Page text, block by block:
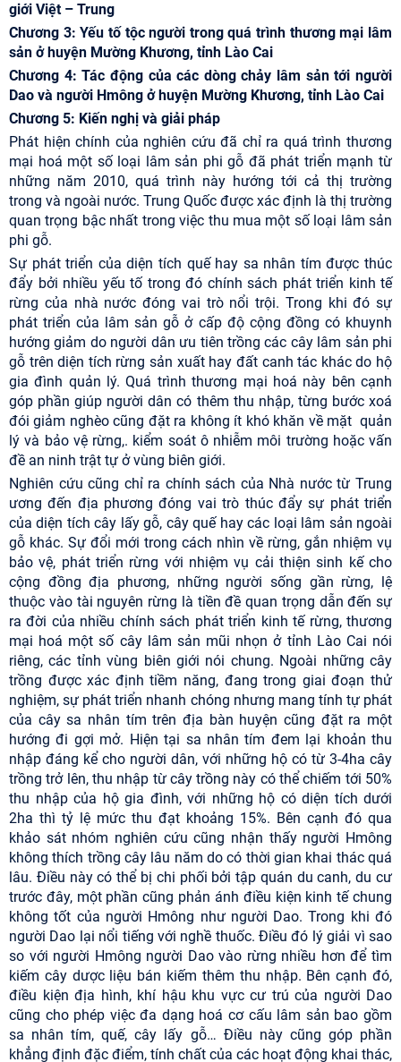
giới Việt – Trung
Chương 3: Yếu tố tộc người trong quá trình thương mại lâm
sản ở huyện Mường Khương, tỉnh Lào Cai
Chương 4: Tác động của các dòng chảy lâm sản tới người
Dao và người Hmông ở huyện Mường Khương, tỉnh Lào Cai
Chương 5: Kiến nghị và giải pháp
Phát hiện chính của nghiên cứu đã chỉ ra quá trình thương
mại hoá một số loại lâm sản phi gỗ đã phát triển mạnh từ
những năm 2010, quá trình này hướng tới cả thị trường
trong và ngoài nước. Trung Quốc được xác định là thị trường
quan trọng bậc nhất trong việc thu mua một số loại lâm sản
phi gỗ.
Sự phát triển của diện tích quế hay sa nhân tím được thúc
đẩy bởi nhiều yếu tố trong đó chính sách phát triển kinh tế
rừng của nhà nước đóng vai trò nổi trội. Trong khi đó sự
phát triển của lâm sản gỗ ở cấp độ cộng đồng có khuynh
hướng giảm do người dân ưu tiên trồng các cây lâm sản phi
gỗ trên diện tích rừng sản xuất hay đất canh tác khác do hộ
gia đình quản lý. Quá trình thương mại hoá này bên cạnh
góp phần giúp người dân có thêm thu nhập, từng bước xoá
đói giảm nghèo cũng đặt ra không ít khó khăn về mặt quản
lý và bảo vệ rừng,. kiểm soát ô nhiễm môi trường hoặc vấn
đề an ninh trật tự ở vùng biên giới.
Nghiên cứu cũng chỉ ra chính sách của Nhà nước từ Trung
ương đến địa phương đóng vai trò thúc đẩy sự phát triển
của diện tích cây lấy gỗ, cây quế hay các loại lâm sản ngoài
gỗ khác. Sự đổi mới trong cách nhìn về rừng, gắn nhiệm vụ
bảo vệ, phát triển rừng với nhiệm vụ cải thiện sinh kế cho
cộng đồng địa phương, những người sống gần rừng, lệ
thuộc vào tài nguyên rừng là tiền đề quan trọng dẫn đến sự
ra đời của nhiều chính sách phát triển kinh tế rừng, thương
mại hoá một số cây lâm sản mũi nhọn ở tỉnh Lào Cai nói
riêng, các tỉnh vùng biên giới nói chung. Ngoài những cây
trồng được xác định tiềm năng, đang trong giai đoạn thử
nghiệm, sự phát triển nhanh chóng nhưng mang tính tự phát
của cây sa nhân tím trên địa bàn huyện cũng đặt ra một
hướng đi gợi mở. Hiện tại sa nhân tím đem lại khoản thu
nhập đáng kể cho người dân, với những hộ có từ 3-4ha cây
trồng trở lên, thu nhập từ cây trồng này có thể chiếm tới 50%
thu nhập của hộ gia đình, với những hộ có diện tích dưới
2ha thì tỷ lệ mức thu đạt khoảng 15%. Bên cạnh đó qua
khảo sát nhóm nghiên cứu cũng nhận thấy người Hmông
không thích trồng cây lâu năm do có thời gian khai thác quá
lâu. Điều này có thể bị chi phối bởi tập quán du canh, du cư
trước đây, một phần cũng phản ánh điều kiện kinh tế chung
không tốt của người Hmông như người Dao. Trong khi đó
người Dao lại nổi tiếng với nghề thuốc. Điều đó lý giải vì sao
so với người Hmông người Dao vào rừng nhiều hơn để tìm
kiếm cây dược liệu bán kiếm thêm thu nhập. Bên cạnh đó,
điều kiện địa hình, khí hậu khu vực cư trú của người Dao
cũng cho phép việc đa dạng hoá cơ cấu lâm sản bao gồm
sa nhân tím, quế, cây lấy gỗ… Điều này cũng góp phần
khẳng định đặc điểm, tính chất của các hoạt động khai thác,